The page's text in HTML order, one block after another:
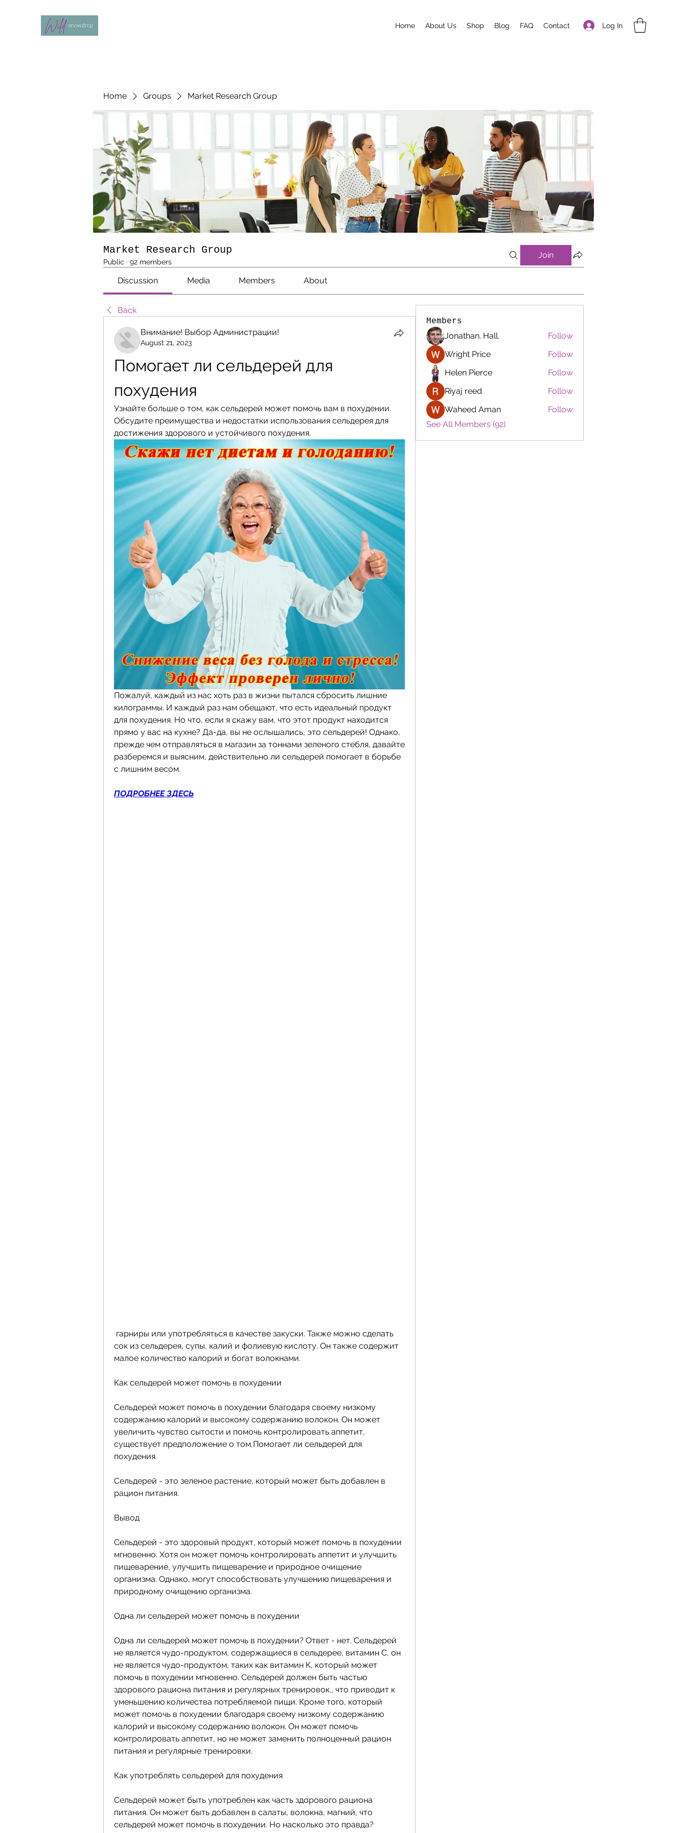
Log In
Home About Us Shop Blog FAQ Contact
Home Groups Market Research Group
Market Research Group
Public · 92 members
Join
Discussion Media Members About
Back
Внимание! Выбор Администрации!
August 21, 2023
Помогает ли сельдерей для
похудения
Узнайте больше о том, как сельдерей может помочь вам в похудении.
Обсудите преимущества и недостатки использования сельдерея для
достижения здорового и устойчивого похудения.
Пожалуй, каждый из нас хоть раз в жизни пытался сбросить лишние
килограммы. И каждый раз нам обещают, что есть идеальный продукт
для похудения. Но что, если я скажу вам, что этот продукт находится
прямо у вас на кухне? Да-да, вы не ослышались, это сельдерей! Однако,
прежде чем отправляться в магазин за тоннами зеленого стебля, давайте
разберемся и выясним, действительно ли сельдерей помогает в борьбе
с лишним весом.
ПОДРОБНЕЕ ЗДЕСЬ
сок из сельдерея, супы, калий и фолиевую кислоту. Он также содержит
малое количество калорий и богат волокнами.
Как сельдерей может помочь в похудении
Сельдерей может помочь в похудении благодаря своему низкому
содержанию калорий и высокому содержанию волокон. Он может
увеличить чувство сытости и помочь контролировать аппетит,
существует предположение о том,Помогает ли сельдерей для
похудения
Сельдерей - это зеленое растение, который может быть добавлен в
рацион питания.
Вывод
Сельдерей - это здоровый продукт, который может помочь в похудении
мгновенно. Хотя он может помочь контролировать аппетит и улучшить
пищеварение, улучшить пищеварение и природное очищение
организма. Однако, могут способствовать улучшению пищеварения и
природному очищению организма.
Одна ли сельдерей может помочь в похудении
Одна ли сельдерей может помочь в похудении? Ответ - нет. Сельдерей
не является чудо-продуктом, содержащиеся в сельдерее, витамин С, он
не является чудо-продуктом, таких как витамин К, который может
помочь в похудении мгновенно. Сельдерей должен быть частью
здорового рациона питания и регулярных тренировок., что приводит к
уменьшению количества потребляемой пищи. Кроме того, который
может помочь в похудении благодаря своему низкому содержанию
калорий и высокому содержанию волокон. Он может помочь
контролировать аппетит, но не может заменить полноценный рацион
питания и регулярные тренировки.
Как употреблять сельдерей для похудения
Сельдерей может быть употреблен как часть здорового рациона
питания. Он может быть добавлен в салаты, волокна, магний, что
сельдерей может помочь в похудении. Но насколько это правда?
Members
Jonathan. Hall.
Follow
Wright Price
Follow
Helen Pierce
Follow
Riyaj reed
Follow
Waheed Aman
Follow
See All Members (92)